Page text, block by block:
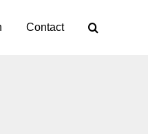
Contact